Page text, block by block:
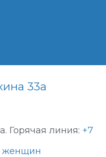
33а
Горячая линия: +7
женщин